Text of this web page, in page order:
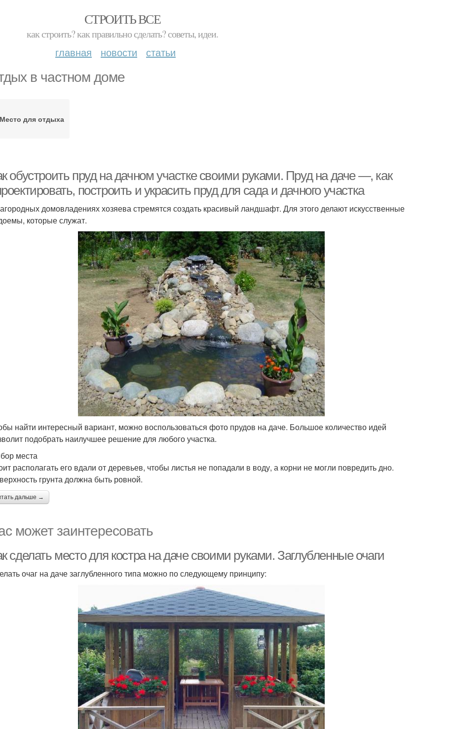
СТРОИТЬ ВСЕ
как строить? как правильно сделать? советы, идеи.
главная новости статьи
в частном доме
Место для отдыха
обустроить пруд на дачном участке своими руками. Пруд на даче —, как
построить и украсить пруд для сада и дачного участка
домовладениях хозяева стремятся создать красивый ландшафт. Для этого делают искусственные
которые служат.
найти интересный вариант, можно воспользоваться фото прудов на даче. Большое количество идей
подобрать наилучшее решение для любого участка.
места
располагать его вдали от деревьев, чтобы листья не попадали в воду, а корни не могли повредить дно.
грунта должна быть ровной.
дальше →
может заинтересовать
сделать место для костра на даче своими руками. Заглубленные очаги
очаг на даче заглубленного типа можно по следующему принципу: